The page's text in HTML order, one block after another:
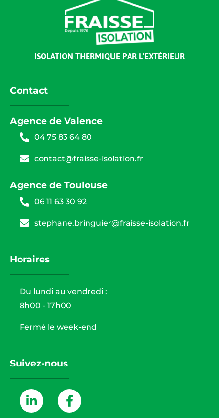
ISOLATION THERMIQUE PAR L'EXTÉRIEUR
Contact
Agence de Valence
04 75 83 64 80
contact@fraisse-isolation.fr
Agence de Toulouse
06 11 63 30 92
stephane.bringuier@fraisse-isolation.fr
Horaires
Du lundi au vendredi :
8h00 - 17h00
Fermé le week-end
Suivez-nous